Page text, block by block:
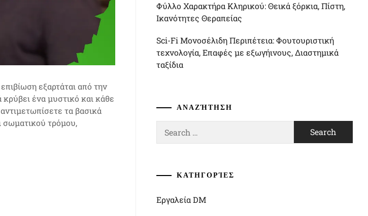
εξαρτάται από την
ένα μυστικό και κάθε
τα βασικά
σωματικού τρόμου,
Φύλλο Χαρακτήρα Κληρικού: Θεικά ξόρκια, Πίστη,
Ικανότητες Θεραπείας
Sci-Fi Μονοσέλιδη Περιπέτεια: Φουτουριστική
τεχνολογία, Επαφές με εξωγήινους, Διαστημικά
ταξίδια
ΑΝΑΖΉΤΗΣΗ
for:
ΚΑΤΗΓΟΡΊΕΣ
Εργαλεία DM